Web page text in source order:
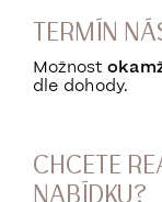
TERMÍN
Možnost
dle dohody.
CHCETE
NABÍDKU?